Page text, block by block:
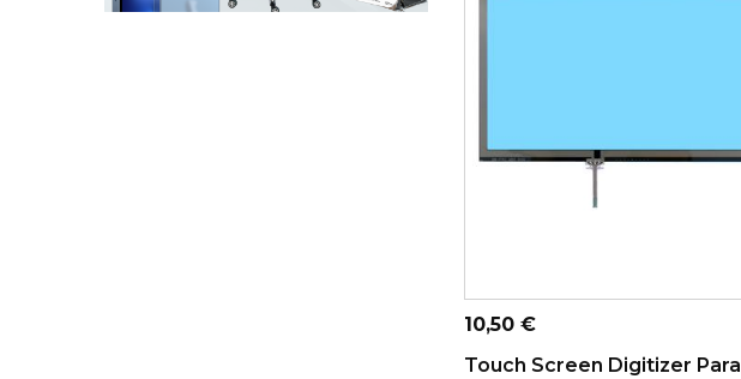
ADICIONAR AO CARRINHO
Preço
10,50 €
Touch Screen Digitizer Para